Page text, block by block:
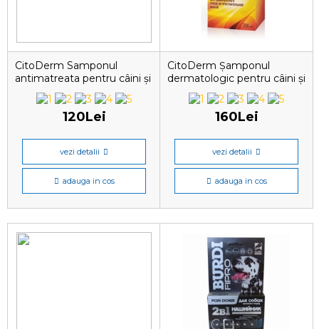
CitoDerm Samponul
antimatreata pentru câini și
pisici, 200 ml
120Lei
vezi detalii
adauga in cos
CitoDerm Șamponul
dermatologic pentru câini și
pisici, 200 ml
160Lei
vezi detalii
adauga in cos